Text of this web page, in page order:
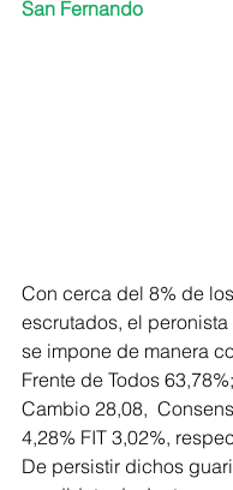
San Fernando
Con cerca del 8% de
escrutados, el
se impone de manera
Frente de Todos
Cambio 28,08,
4,28% FIT 3,02%,
De persistir dichos